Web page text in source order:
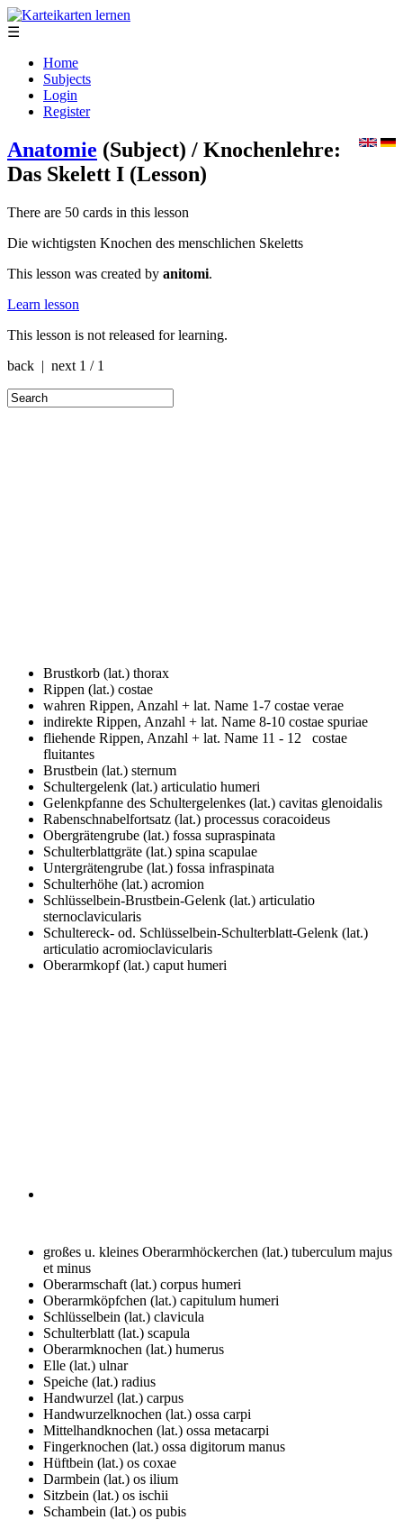
☰
Home
Subjects
Login
Register
Anatomie (Subject) / Knochenlehre:
Das Skelett I (Lesson)
There are 50 cards in this lesson
Die wichtigsten Knochen des menschlichen Skeletts
This lesson was created by anitomi.
Learn lesson
This lesson is not released for learning.
back | next 1 / 1
Brustkorb (lat.) thorax
Rippen (lat.) costae
wahren Rippen, Anzahl + lat. Name 1-7 costae verae
indirekte Rippen, Anzahl + lat. Name 8-10 costae spuriae
fliehende Rippen, Anzahl + lat. Name 11 - 12 costae
fluitantes
Brustbein (lat.) sternum
Schultergelenk (lat.) articulatio humeri
Gelenkpfanne des Schultergelenkes (lat.) cavitas glenoidalis
Rabenschnabelfortsatz (lat.) processus coracoideus
Obergrätengrube (lat.) fossa supraspinata
Schulterblattgräte (lat.) spina scapulae
Untergrätengrube (lat.) fossa infraspinata
Schulterhöhe (lat.) acromion
Schlüsselbein-Brustbein-Gelenk (lat.) articulatio
sternoclavicularis
Schultereck- od. Schlüsselbein-Schulterblatt-Gelenk (lat.)
articulatio acromioclavicularis
Oberarmkopf (lat.) caput humeri
großes u. kleines Oberarmhöckerchen (lat.) tuberculum majus
et minus
Oberarmschaft (lat.) corpus humeri
Oberarmköpfchen (lat.) capitulum humeri
Schlüsselbein (lat.) clavicula
Schulterblatt (lat.) scapula
Oberarmknochen (lat.) humerus
Elle (lat.) ulnar
Speiche (lat.) radius
Handwurzel (lat.) carpus
Handwurzelknochen (lat.) ossa carpi
Mittelhandknochen (lat.) ossa metacarpi
Fingerknochen (lat.) ossa digitorum manus
Hüftbein (lat.) os coxae
Darmbein (lat.) os ilium
Sitzbein (lat.) os ischii
Schambein (lat.) os pubis